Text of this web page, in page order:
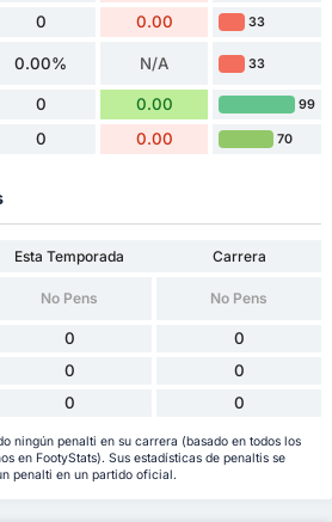
0 0.00 33
0.00% N/A 33
0 0.00 99
0 0.00 70
Esta Temporada
Carrera
No Pens No Pens
0 0
0 0
0 0
ningún penalti en su carrera (basado en todos los
en FootyStats). Sus estadísticas de penaltis se
penalti en un partido oficial.